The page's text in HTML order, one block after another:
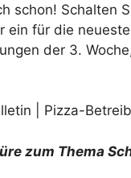
schon! Schalten
ein für die
der 3.
| Pizza-
zum Thema